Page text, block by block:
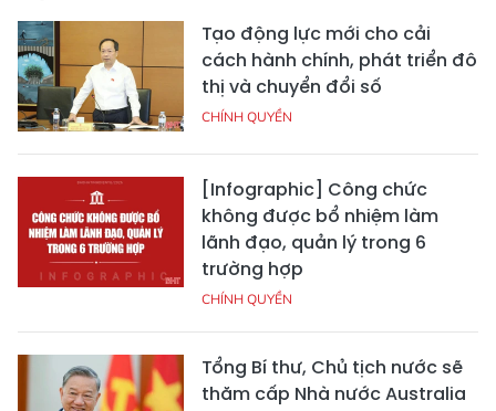
Tạo động lực mới cho cải
cách hành chính, phát triển đô
thị và chuyển đổi số
CHÍNH QUYỀN
[Infographic] Công chức
không được bổ nhiệm làm
lãnh đạo, quản lý trong 6
trường hợp
CHÍNH QUYỀN
Tổng Bí thư, Chủ tịch nước sẽ
thăm cấp Nhà nước Australia